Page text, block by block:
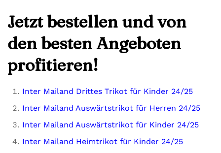
Jetzt bestellen und von
den besten Angeboten
profitieren!
Inter Mailand Drittes Trikot für Kinder 24/25
Inter Mailand Auswärtstrikot für Herren 24/25
Inter Mailand Auswärtstrikot für Kinder 24/25
Inter Mailand Heimtrikot für Kinder 24/25